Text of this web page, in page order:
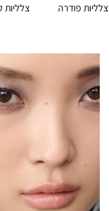
צלליות פודרה צלליות